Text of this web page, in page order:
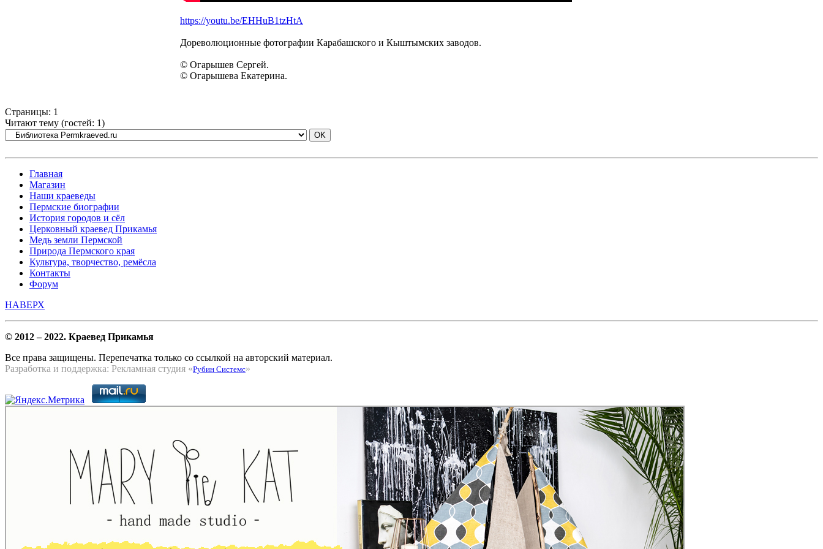
https://youtu.be/EHHuB1tzHtA
Дореволюционные фотографии Карабашского и Кыштымских заводов.
© Огарышев Сергей.
© Огарышева Екатерина.
Страницы: 1
Читают тему (гостей: 1)
Главная
Магазин
Наши краеведы
Пермские биографии
История городов и сёл
Церковный краевед Прикамья
Медь земли Пермской
Природа Пермского края
Культура, творчество, ремёсла
Контакты
Форум
НАВЕРХ
© 2012 – 2022. Краевед Прикамья
Все права защищены. Перепечатка только со ссылкой на авторский материал.
Разработка и поддержка: Рекламная студия «Рубин Системс»